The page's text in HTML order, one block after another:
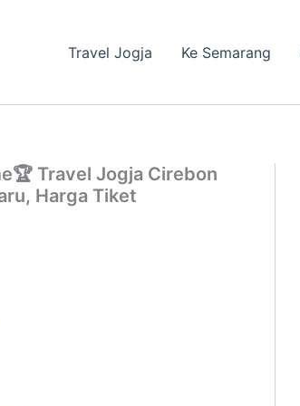
Travel Jogja Ke Semarang
Travel Jogja Cirebon
Harga Tiket